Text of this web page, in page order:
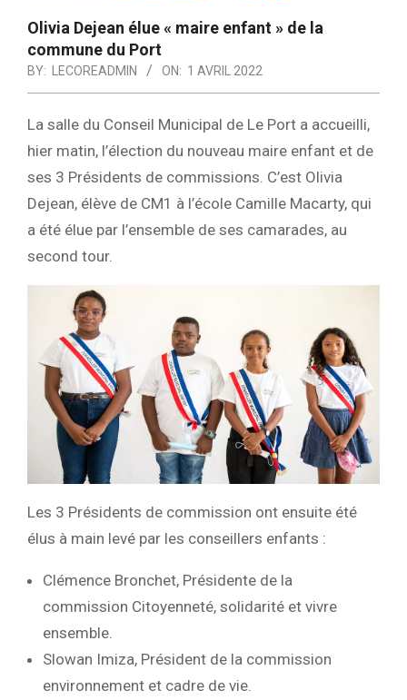
Olivia Dejean élue « maire enfant » de la
commune du Port
BY: LECOREADMIN ON: 1 AVRIL 2022
La salle du Conseil Municipal de Le Port a accueilli,
hier matin, l’élection du nouveau maire enfant et de
ses 3 Présidents de commissions. C’est Olivia
Dejean, élève de CM1 à l’école Camille Macarty, qui
a été élue par l’ensemble de ses camarades, au
second tour.
Les 3 Présidents de commission ont ensuite été
élus à main levé par les conseillers enfants :
Clémence Bronchet, Présidente de la
commission Citoyenneté, solidarité et vivre
ensemble.
Slowan Imiza, Président de la commission
environnement et cadre de vie.